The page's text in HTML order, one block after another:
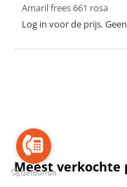
Amaril frees 661 rosa
Log in voor de prijs.
Meest verkochte